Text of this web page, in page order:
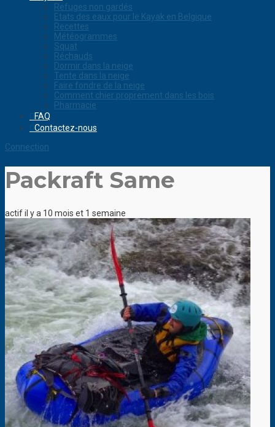
Refuges non gardés
Etats des eaux pour le Kayak en Belgique
Recettes
Météogrammes
Squat
Réchauds
Dormir dans la neige
Tente dans la neige
Faire fondre de la neige
Comment chier proprement dans les bois
Pharmacie
FAQ
Contactez-nous
Connection
Packraft Same
actif il y a 10 mois et 1 semaine